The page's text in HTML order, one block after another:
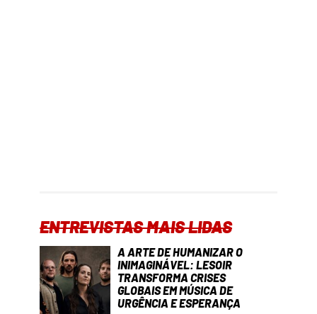
ENTREVISTAS MAIS LIDAS
A ARTE DE HUMANIZAR O
INIMAGINÁVEL: LESOIR
TRANSFORMA CRISES
GLOBAIS EM MÚSICA DE
URGÊNCIA E ESPERANÇA